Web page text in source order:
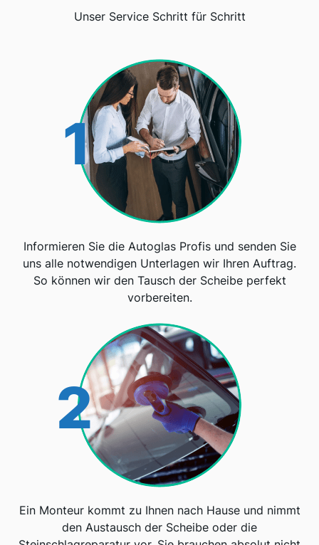
Unser Service Schritt für Schritt
1
Informieren Sie die Autoglas Profis und senden Sie
uns alle notwendigen Unterlagen wir Ihren Auftrag.
So können wir den Tausch der Scheibe perfekt
vorbereiten.
2
Ein Monteur kommt zu Ihnen nach Hause und nimmt
den Austausch der Scheibe oder die